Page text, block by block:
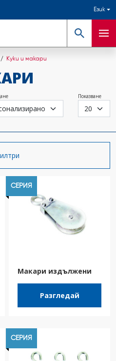
Език
Търсене
Куки и макари
Показване
СЕРИЯ
Макари издължени
Разгледай
СЕРИЯ